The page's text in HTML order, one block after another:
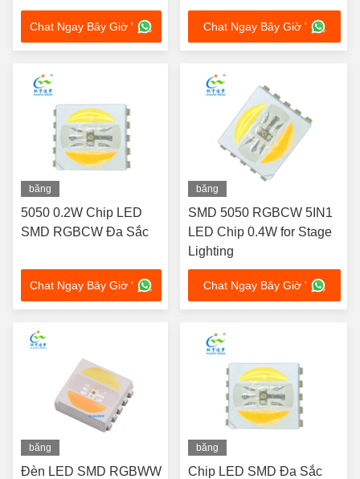
60mA phát sáng đa sắc,
chip LED SMD đa sắc,
chip LED rohs cho đèn
Chat Ngay Bây Giờ '
cho đèn sân khấu
Chat Ngay Bây Giờ '
băng
hình
5050 0.2W Chip LED
SMD RGBCW Đa Sắc
Chat Ngay Bây Giờ '
băng
hình
SMD 5050 RGBCW 5IN1
LED Chip 0.4W for Stage
Lighting
Chat Ngay Bây Giờ '
băng
hình
Đèn LED SMD RGBWW
băng
hình
Chip LED SMD Đa Sắc